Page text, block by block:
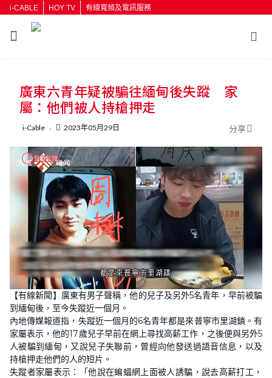
i-CABLE HOY TV 有線寬頻及電訊服務
按輸入鍵開始搜尋
廣東六青年疑被騙往緬甸後失蹤 家
屬：他們被人持槍押走
i-Cable 2023年05月29日 分享
U
n
m
u
t
e
L
o
a
d
e
d
:
3
0
.
6
8
%
【有線新聞】廣東有男子聲稱，他的兒子及另外5名青年，早前被騙
到緬甸後，至今失蹤近一個月。
內地傳媒報道指，失蹤近一個月的6名青年都是來普寧市里湖鎮。有
家屬表示，他的17歲兒子早前在網上尋找高薪工作，之後便與另外5
人被騙到緬甸，又說兒子失聯前，曾經向他發送過語音信息，以及
持槍押走他們的人的短片。
失蹤者家屬表示：「他說在蝙蝠網上面被人誘騙，說去高薪打工，